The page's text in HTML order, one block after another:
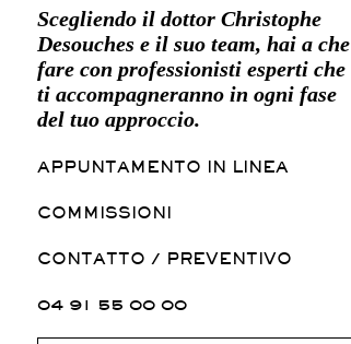
Scegliendo il dottor Christophe
Desouches e il suo team, hai a che
fare con professionisti esperti che
ti accompagneranno in ogni fase
del tuo approccio.
APPUNTAMENTO IN LINEA
COMMISSIONI
CONTATTO / PREVENTIVO
04 91 55 00 00